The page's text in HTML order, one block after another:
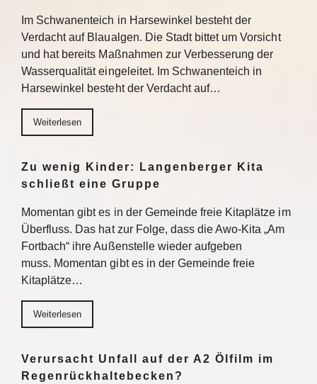
Im Schwanenteich in Harsewinkel besteht der
Verdacht auf Blaualgen. Die Stadt bittet um Vorsicht
und hat bereits Maßnahmen zur Verbesserung der
Wasserqualität eingeleitet. Im Schwanenteich in
Harsewinkel besteht der Verdacht auf…
Weiterlesen
Zu wenig Kinder: Langenberger Kita
schließt eine Gruppe
Momentan gibt es in der Gemeinde freie Kitaplätze im
Überfluss. Das hat zur Folge, dass die Awo-Kita „Am
Fortbach“ ihre Außenstelle wieder aufgeben
muss. Momentan gibt es in der Gemeinde freie
Kitaplätze…
Weiterlesen
Verursacht Unfall auf der A2 Ölfilm im
Regenrückhaltebecken?